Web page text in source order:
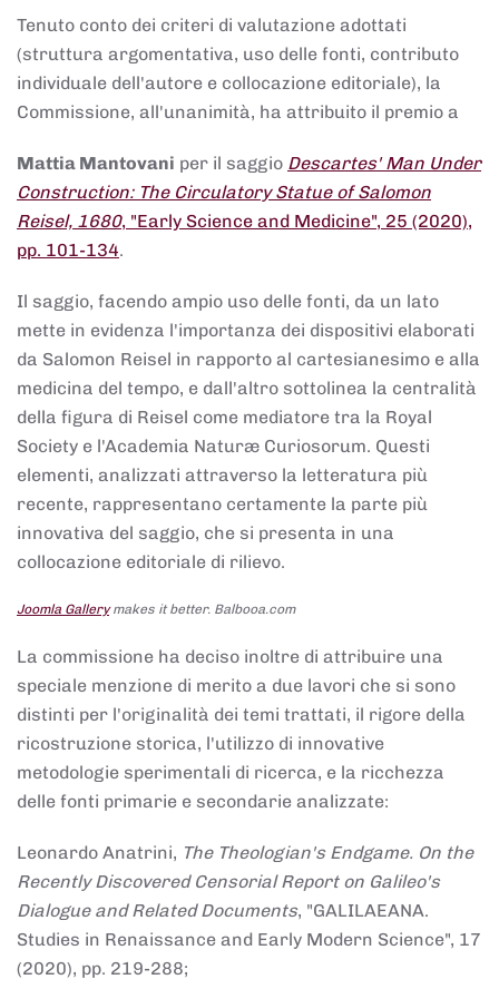
Tenuto conto dei criteri di valutazione adottati
(struttura argomentativa, uso delle fonti, contributo
individuale dell'autore e collocazione editoriale), la
Commissione, all'unanimità, ha attribuito il premio a
Mattia Mantovani per il saggio Descartes' Man Under
Construction: The Circulatory Statue of Salomon
Reisel, 1680, "Early Science and Medicine", 25 (2020),
pp. 101-134.
Il saggio, facendo ampio uso delle fonti, da un lato
mette in evidenza l'importanza dei dispositivi elaborati
da Salomon Reisel in rapporto al cartesianesimo e alla
medicina del tempo, e dall'altro sottolinea la centralità
della figura di Reisel come mediatore tra la Royal
Society e l'Academia Naturæ Curiosorum. Questi
elementi, analizzati attraverso la letteratura più
recente, rappresentano certamente la parte più
innovativa del saggio, che si presenta in una
collocazione editoriale di rilievo.
Joomla Gallerymakes it better. Balbooa.com
La commissione ha deciso inoltre di attribuire una
speciale menzione di merito a due lavori che si sono
distinti per l'originalità dei temi trattati, il rigore della
ricostruzione storica, l'utilizzo di innovative
metodologie sperimentali di ricerca, e la ricchezza
delle fonti primarie e secondarie analizzate:
Leonardo Anatrini, The Theologian's Endgame. On the
Recently Discovered Censorial Report on Galileo's
Dialogue and Related Documents, "GALILAEANA.
Studies in Renaissance and Early Modern Science", 17
(2020), pp. 219-288;